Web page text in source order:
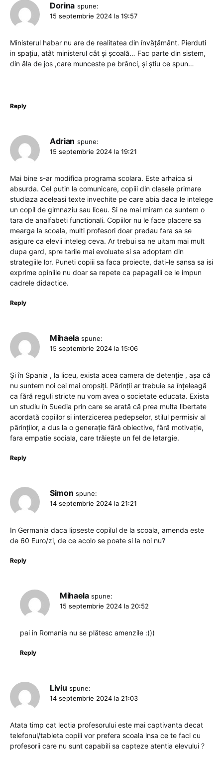
Dorina spune:
15 septembrie 2024 la 19:57
Ministerul habar nu are de realitatea din învățământ. Pierduti
in spațiu, atât ministerul cât și școală… Fac parte din sistem,
din ăla de jos ,care munceste pe brânci, și știu ce spun…
Reply
Adrian spune:
15 septembrie 2024 la 19:21
Mai bine s-ar modifica programa scolara. Este arhaica si
absurda. Cel putin la comunicare, copiii din clasele primare
studiaza aceleasi texte invechite pe care abia daca le intelege
un copil de gimnaziu sau liceu. Si ne mai miram ca suntem o
tara de analfabeti functionali. Copiilor nu le face placere sa
mearga la scoala, multi profesori doar predau fara sa se
asigure ca elevii inteleg ceva. Ar trebui sa ne uitam mai mult
dupa gard, spre tarile mai evoluate si sa adoptam din
strategiile lor. Puneti copiii sa faca proiecte, dati-le sansa sa isi
exprime opiniile nu doar sa repete ca papagalii ce le impun
cadrele didactice.
Reply
Mihaela spune:
15 septembrie 2024 la 15:06
Și în Spania , la liceu, exista acea camera de detenție , așa că
nu suntem noi cei mai oropsiți. Părinții ar trebuie sa înțeleagă
ca fără reguli stricte nu vom avea o societate educata. Exista
un studiu în Suedia prin care se arată că prea multa libertate
acordată copiilor si interzicerea pedepselor, stilul permisiv al
părinților, a dus la o generație fără obiective, fără motivație,
fara empatie sociala, care trăiește un fel de letargie.
Reply
Simon spune:
14 septembrie 2024 la 21:21
In Germania daca lipseste copilul de la scoala, amenda este
de 60 Euro/zi, de ce acolo se poate si la noi nu?
Reply
Mihaela spune:
15 septembrie 2024 la 20:52
pai in Romania nu se plătesc amenzile :)))
Reply
Liviu spune:
14 septembrie 2024 la 21:03
Atata timp cat lectia profesorului este mai captivanta decat
telefonul/tableta copiii vor prefera scoala insa ce te faci cu
profesorii care nu sunt capabili sa capteze atentia elevului ?